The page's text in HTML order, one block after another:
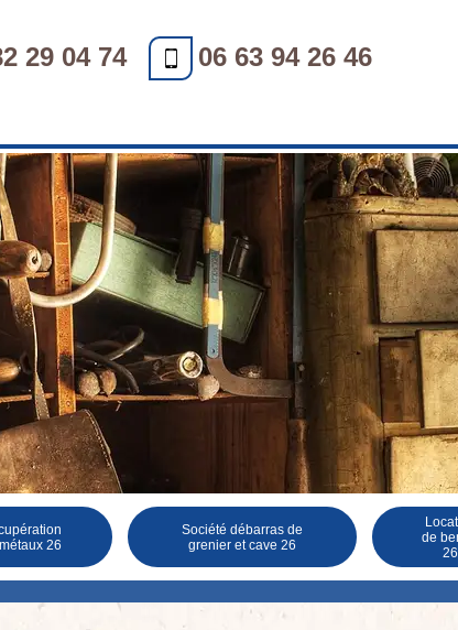
29 04 74 06 63 94 26 46
26
Société débarras de
grenier et cave 26
de
26